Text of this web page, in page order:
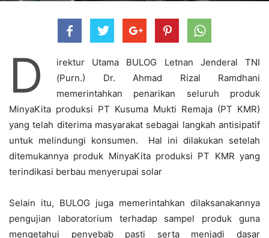
D
irektur Utama BULOG Letnan Jenderal TNI
(Purn.) Dr. Ahmad Rizal Ramdhani
memerintahkan penarikan seluruh produk
MinyaKita produksi PT Kusuma Mukti Remaja (PT KMR)
yang telah diterima masyarakat sebagai langkah antisipatif
untuk melindungi konsumen. Hal ini dilakukan setelah
ditemukannya produk MinyaKita produksi PT KMR yang
terindikasi berbau menyerupai solar
Selain itu, BULOG juga memerintahkan dilaksanakannya
pengujian laboratorium terhadap sampel produk guna
mengetahui penyebab pasti serta menjadi dasar